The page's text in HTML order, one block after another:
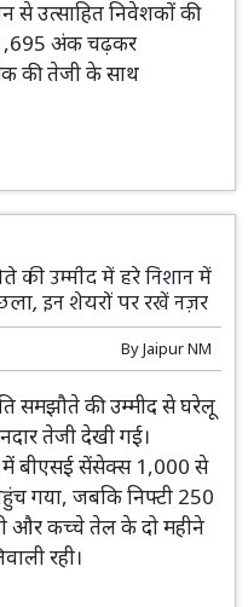
से उत्साहित निवेशकों की
अंक चढ़कर
की तेजी के साथ
की उम्मीद में हरे निशान में
इन शेयरों पर रखें नज़र
ByJaipur NM
समझौते की उम्मीद से घरेलू
तेजी देखी गई।
में बीएसई सेंसेक्स 1,000 से
गया, जबकि निफ्टी 250
और कच्चे तेल के दो महीने
रही।